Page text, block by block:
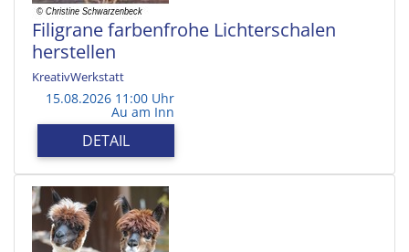
Filigrane farbenfrohe Lichterschalen
herstellen
KreativWerkstatt
15.08.2026 11:00 Uhr
Au am Inn
DETAIL